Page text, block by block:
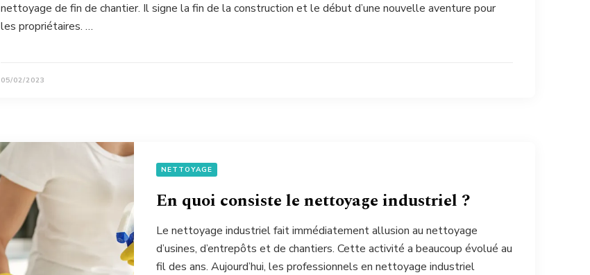
nettoyage de fin de chantier. Il signe la fin de la construction et le début d’une nouvelle aventure pour
les propriétaires. …
05/02/2023
NETTOYAGE
En quoi consiste le nettoyage industriel ?
Le nettoyage industriel fait immédiatement allusion au nettoyage
d’usines, d’entrepôts et de chantiers. Cette activité a beaucoup évolué au
fil des ans. Aujourd’hui, les professionnels en nettoyage industriel